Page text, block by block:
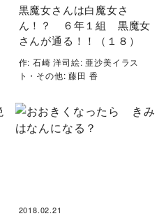
黒魔女さんは白魔女さ
ん！？ ６年１組 黒魔女
さんが通る！！（１８）
作: 石崎 洋司絵: 亜沙美イラス
ト・その他: 藤田 香
2018.02.21